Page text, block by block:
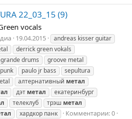
22_03_15 (9)
vocals
19.04.2015
andreas kisser guitar
derrick green vokals
drums
groove metal
paulo jr bass
sepultura
алтернативный метал
дэт метал
екатеринбург
телеклуб трэш метал
хардкор панк
Комментарии: 0